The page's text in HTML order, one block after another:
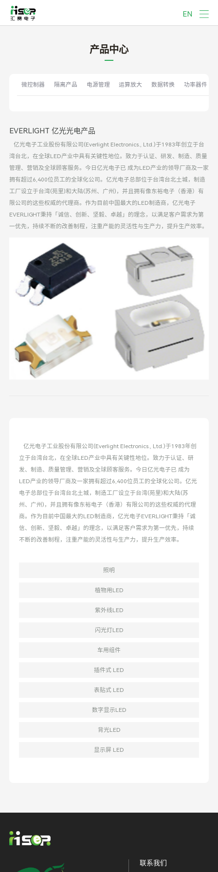
EN
产品中心
微控制器 隔离产品 电源管理 运算放大 数据转换 功率器件
EVERLIGHT 亿光光电产品
亿光电子工业股份有限公司(Everlight Electronics., Ltd.)于1983年创立于台
湾台北，在全球LED产业中具有关键性地位。致力于认证、研发、制造、质量
管理、营销及全球顾客服务。今日亿光电子已 成为LED产业的领导厂商及一家
拥有超过6,400位员工的全球化公司。亿光电子总部位于台湾台北土城，制造
工厂设立于台湾(苑里)和大陆(苏州、广州)，并且拥有像东裕电子（香港）有
限公司的这些权威的代理商。作为目前中国最大的LED制造商，亿光电子
EVERLIGHT秉持「诚信、创新、坚毅、卓越」的理念，以满足客户需求为第
一优先，持续不断的改善制程，注重产能的灵活性与生产力，提升生产效率。
亿光电子工业股份有限公司(Everlight Electronics., Ltd.)于1983年创
立于台湾台北，在全球LED产业中具有关键性地位。致力于认证、研
发、制造、质量管理、营销及全球顾客服务。今日亿光电子已 成为
LED产业的领导厂商及一家拥有超过6,400位员工的全球化公司。亿光
电子总部位于台湾台北土城，制造工厂设立于台湾(苑里)和大陆(苏
州、广州)，并且拥有像东裕电子（香港）有限公司的这些权威的代理
商。作为目前中国最大的LED制造商，亿光电子EVERLIGHT秉持「诚
信、创新、坚毅、卓越」的理念，以满足客户需求为第一优先，持续
不断的改善制程，注重产能的灵活性与生产力，提升生产效率。
照明
植物用LED
紫外线LED
闪光灯LED
车用组件
插件式 LED
表贴式 LED
数字显示LED
背光LED
显示屏 LED
联系我们